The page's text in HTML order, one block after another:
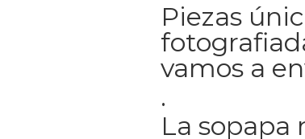
Piezas
vamos a
.
La sopapa